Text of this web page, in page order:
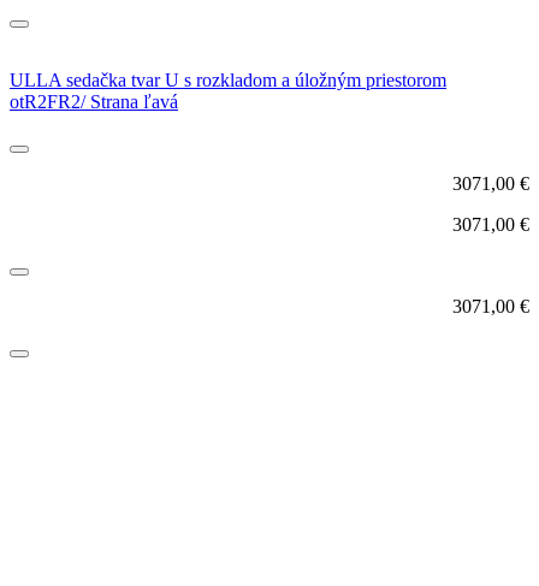
ULLA sedačka tvar U s rozkladom a úložným priestorom
otR2FR2/ Strana ľavá
3071,00 €
3071,00 €
3071,00 €